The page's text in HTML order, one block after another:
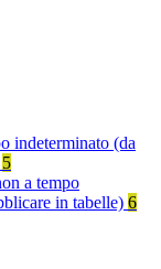
indeterminato (da
5
a tempo
in tabelle) 6